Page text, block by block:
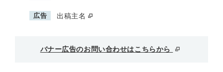
広告 出稿主名
バナー広告のお問い合わせはこちらから